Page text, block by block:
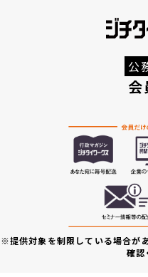
公
会
※提供対象を制限している場合が
確認